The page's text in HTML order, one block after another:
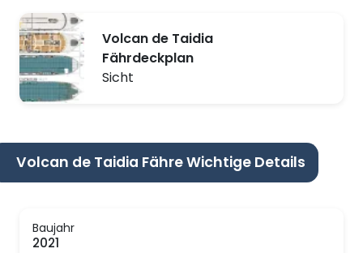
Volcan de Taidia
Fährdeckplan
Sicht
Volcan de Taidia Fähre Wichtige Details
Baujahr
2021